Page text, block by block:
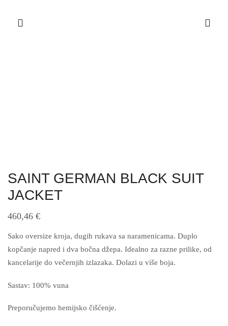
SAINT GERMAN BLACK SUIT
JACKET
460,46 €
Sako oversize kroja, dugih rukava sa naramenicama. Duplo
kopčanje napred i dva bočna džepa. Idealno za razne prilike, od
kancelarije do večernjih izlazaka. Dolazi u više boja.
Sastav: 100% vuna
Preporučujemo hemijsko čišćenje.